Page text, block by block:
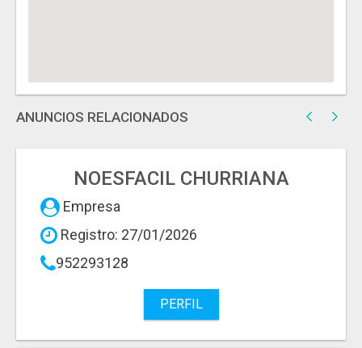
ANUNCIOS RELACIONADOS
NOESFACIL CHURRIANA
Empresa
Registro: 27/01/2026
952293128
PERFIL